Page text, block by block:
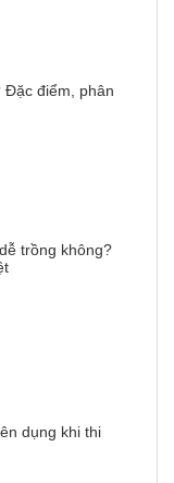
Đặc điểm, phân
trồng không?
dụng khi thi